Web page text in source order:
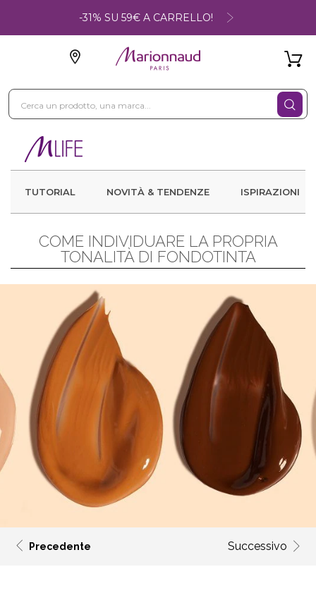
-31% SU 59€ A CARRELLO!
TUTORIAL NOVITÀ & TENDENZE ISPIRAZIONI
COME INDIVIDUARE LA PROPRIA
TONALITÀ DI FONDOTINTA
Precedente Successivo